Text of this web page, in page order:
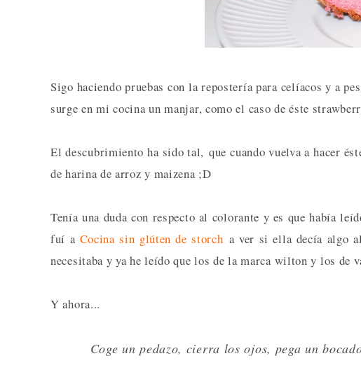
Sigo haciendo pruebas con la repostería para celíacos y a
surge en mi cocina un manjar, como el caso de éste
El descubrimiento ha sido tal, que cuando vuelva a hacer
de harina de arroz y maizena ;D
Tenía una duda con respecto al colorante y es que había
fuí a Cocina sin glúten de storch a ver si ella decía algo
necesitaba y ya he leído que los de la marca wilton y los de
Y ahora...
Coge un pedazo, cierra los ojos, pega un